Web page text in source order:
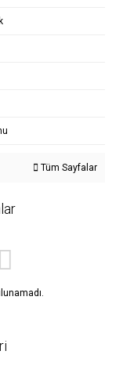
Tüm Sayfalar